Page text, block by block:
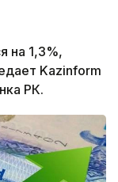
на 1,3%,
Kazinform
РК.